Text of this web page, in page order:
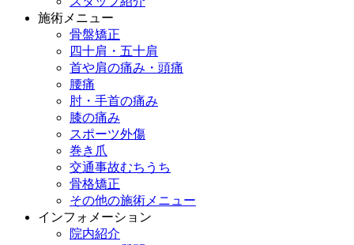
施術メニュー
骨盤矯正
四十肩・五十肩
首や肩の痛み・頭痛
腰痛
肘・手首の痛み
膝の痛み
スポーツ外傷
巻き爪
交通事故むちうち
骨格矯正
その他の施術メニュー
インフォメーション
院内紹介